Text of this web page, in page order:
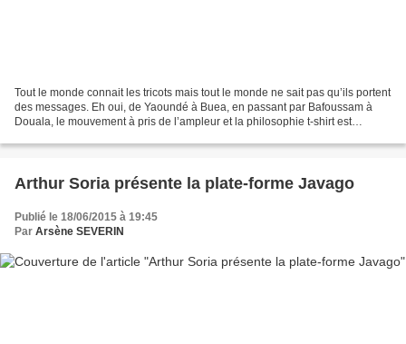
Tout le monde connait les tricots mais tout le monde ne sait pas qu’ils portent
des messages. Eh oui, de Yaoundé à Buea, en passant par Bafoussam à
Douala, le mouvement à pris de l’ampleur et la philosophie t-shirt est
Arthur Soria présente la plate-forme Javago
Publié le 18/06/2015 à 19:45
Par Arsène SEVERIN